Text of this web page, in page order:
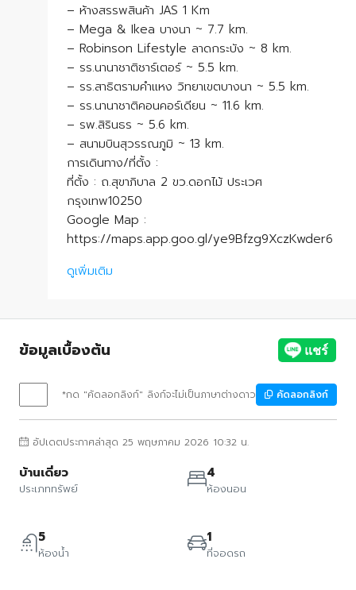
– ห้างสรรพสินค้า JAS 1 Km
– Mega & Ikea บางนา ~ 7.7 km.
– Robinson Lifestyle ลาดกระบัง ~ 8 km.
– รร.นานาชาติชาร์เตอร์ ~ 5.5 km.
– รร.สาธิตรามคำแหง วิทยาเขตบางนา ~ 5.5 km.
– รร.นานาชาติคอนคอร์เดียน ~ 11.6 km.
– รพ.สิรินธร ~ 5.6 km.
– สนามบินสุวรรณภูมิ ~ 13 km.
การเดินทาง/ที่ตั้ง :
ที่ตั้ง : ถ.สุขาภิบาล 2 ขว.ดอกไม้ ประเวศ
กรุงเทพ10250
Google Map :
https://maps.app.goo.gl/ye9Bfzg9XczKwder6
ดูเพิ่มเติม
ข้อมูลเบื้องต้น
*กด "คัดลอกลิงก์" ลิงก์จะไม่เป็นภาษาต่างดาว คัดลอกลิงก์
อัปเดตประกาศล่าสุด 25 พฤษภาคม 2026 10:32 น.
บ้านเดี่ยว
ประเภททรัพย์
4
ห้องนอน
5
ห้องน้ำ
1
ที่จอดรถ